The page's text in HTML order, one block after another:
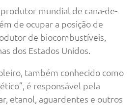
mundial de cana-de-
de ocupar a posição de
de biocombustíveis,
dos Estados Unidos.
também conhecido como
é responsável pela
etanol, aguardentes e outros